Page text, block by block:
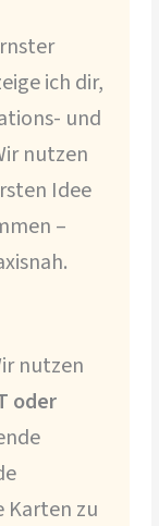
ich dir,
und
nutzen
Idee
–
nutzen
oder
Karten zu